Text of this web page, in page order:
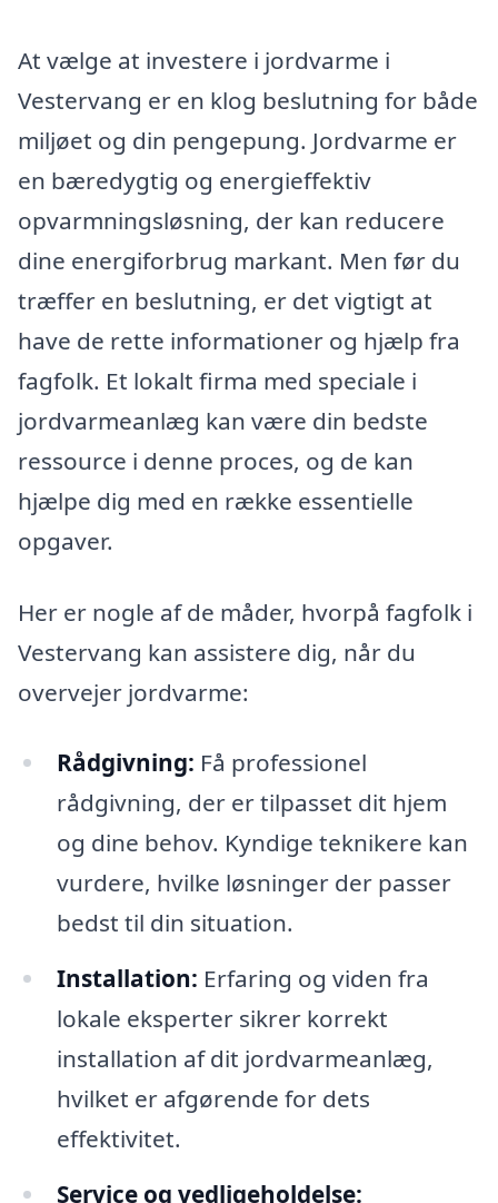
At vælge at investere i jordvarme i
Vestervang er en klog beslutning for både
miljøet og din pengepung. Jordvarme er
en bæredygtig og energieffektiv
opvarmningsløsning, der kan reducere
dine energiforbrug markant. Men før du
træffer en beslutning, er det vigtigt at
have de rette informationer og hjælp fra
fagfolk. Et lokalt firma med speciale i
jordvarmeanlæg kan være din bedste
ressource i denne proces, og de kan
hjælpe dig med en række essentielle
opgaver.
Her er nogle af de måder, hvorpå fagfolk i
Vestervang kan assistere dig, når du
overvejer jordvarme:
Rådgivning: Få professionel
rådgivning, der er tilpasset dit hjem
og dine behov. Kyndige teknikere kan
vurdere, hvilke løsninger der passer
bedst til din situation.
Installation: Erfaring og viden fra
lokale eksperter sikrer korrekt
installation af dit jordvarmeanlæg,
hvilket er afgørende for dets
effektivitet.
Service og vedligeholdelse: